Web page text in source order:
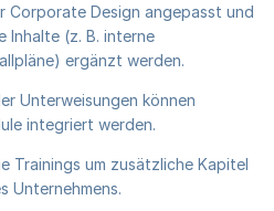
Corporate Design angepasst und
Inhalte (z. B. interne
ergänzt werden.
Unterweisungen können
integriert werden.
Trainings um zusätzliche Kapitel
Unternehmens.